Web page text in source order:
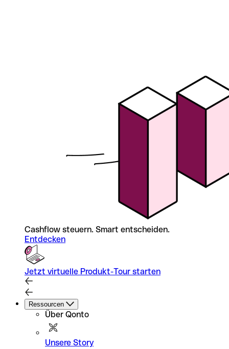
Cashflow steuern. Smart entscheiden.
Entdecken
Jetzt virtuelle Produkt-Tour starten
Ressourcen
Über Qonto
Unsere Story